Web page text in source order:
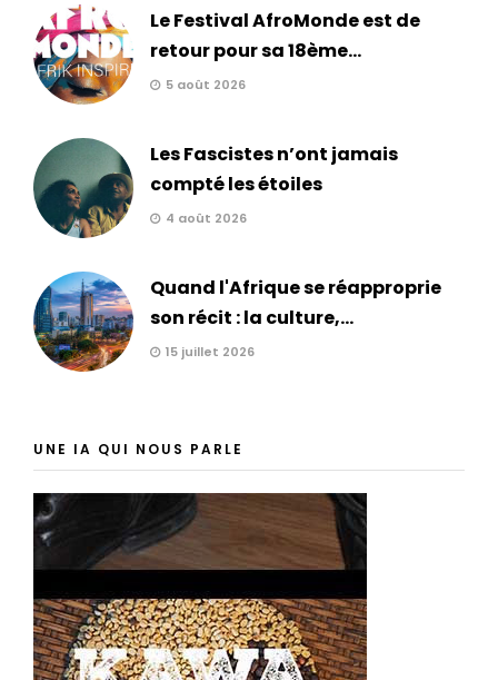
Le Festival AfroMonde est de
retour pour sa 18ème...
5 août 2026
Les Fascistes n’ont jamais
compté les étoiles
4 août 2026
Quand l'Afrique se réapproprie
son récit : la culture,...
15 juillet 2026
UNE IA QUI NOUS PARLE